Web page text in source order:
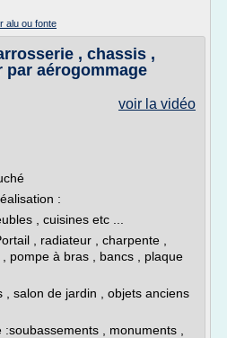
alu ou fonte
, chassis ,
par aérogommage
voir la vidéo
:
, cuisines etc ...
, radiateur , charpente ,
pompe à bras , bancs , plaque
salon de jardin , objets anciens
, monuments ,